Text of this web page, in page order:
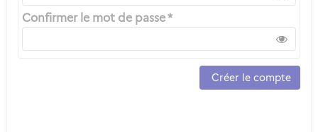
Confirmer le mot de passe *
Créer le compte